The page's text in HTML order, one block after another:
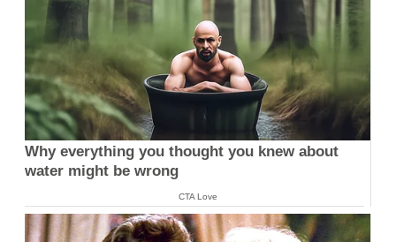
Why everything you thought you knew about
water might be wrong
CTA Love